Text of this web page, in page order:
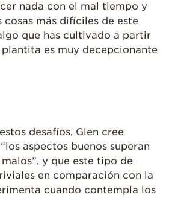
nada con el mal tiempo y
cosas más difíciles de este
que has cultivado a partir
es muy decepcionante
desafíos, Glen cree
aspectos buenos superan
y que este tipo de
en comparación con la
cuando contempla los